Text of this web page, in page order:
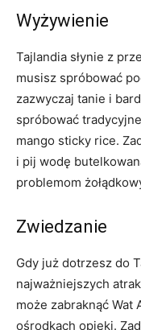
Wyżywienie
Tajlandia słynie z
musisz spróbować
zazwyczaj⁣ tanie i⁣
spróbować
mango sticky‌ rice.
i pij wodę
problemom
Zwiedzanie
Gdy już ‌dotrzesz do
najważniejszych
może​ zabraknąć Wat‍
ośrodkach ⁤opieki.